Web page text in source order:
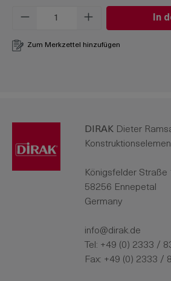
Produkt Anzahl: Gib In
Zum Merkzettel hinzufügen
DIRAK Dieter
Königsfelder Straße
58256 Ennepetal
Germany
info@dirak.de
Tel: +49 (0) 2333 /
Fax: +49 (0) 2333 /